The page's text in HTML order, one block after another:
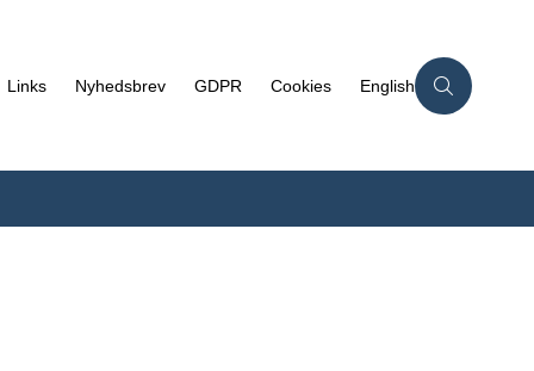
Links Nyhedsbrev GDPR Cookies English